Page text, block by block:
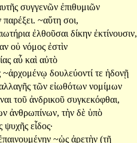
συγγενῶν ἐπιθυμιῶν
παρέξει. ~αὕτη σοι,
ἐλθοῦσαι δίκην ἐκτίνουσιν,
οὐ νόμος ἐστὶν
αὖ καὶ αὐτὸ
~ἀρχομένῳ δουλεύοντί τε ἡδονῇ
τῶν εἰωθότων νομίμων
τοῦ ἀνδρικοῦ συγκεκόφθαι,
ἀνθρωπίνων, τὴν δὲ ὑπὸ
ψυχῆς εἶδος·
~ὡς ἀρετὴν (τῇ